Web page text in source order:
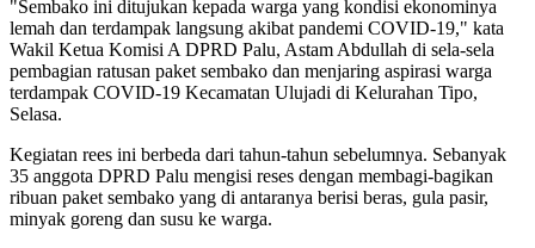
"Sembako ini ditujukan kepada warga yang kondisi ekonominya
lemah dan terdampak langsung akibat pandemi COVID-19," kata
Wakil Ketua Komisi A DPRD Palu, Astam Abdullah di sela-sela
pembagian ratusan paket sembako dan menjaring aspirasi warga
terdampak COVID-19 Kecamatan Ulujadi di Kelurahan Tipo,
Selasa.
Kegiatan rees ini berbeda dari tahun-tahun sebelumnya. Sebanyak
35 anggota DPRD Palu mengisi reses dengan membagi-bagikan
ribuan paket sembako yang di antaranya berisi beras, gula pasir,
minyak goreng dan susu ke warga.